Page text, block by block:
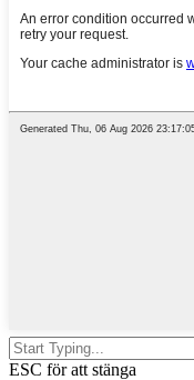
ESC för att stänga